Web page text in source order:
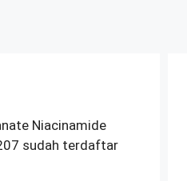
Niacinamide
sudah terdaftar